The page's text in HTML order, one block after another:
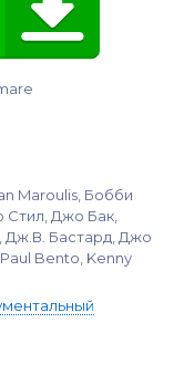
Maroulis, Бобби
Стил, Джо Бак,
Дж.В. Бастард, Джо
Bento, Kenny